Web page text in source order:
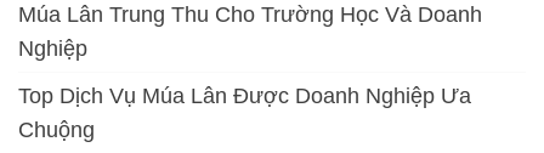
Múa Lân Trung Thu Cho Trường Học Và Doanh
Nghiệp
Top Dịch Vụ Múa Lân Được Doanh Nghiệp Ưa
Chuộng